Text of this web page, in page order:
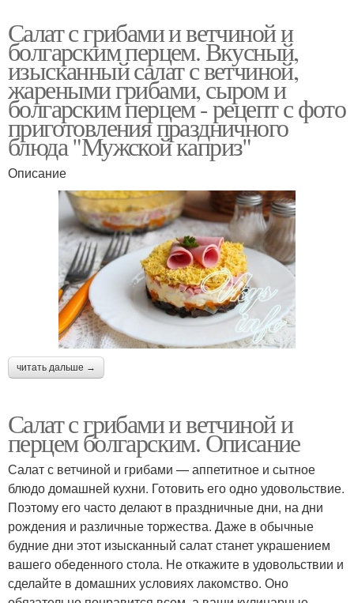
Салат с грибами и ветчиной и
болгарским перцем. Вкусный,
изысканный салат с ветчиной,
жареными грибами, сыром и
болгарским перцем - рецепт с фото
приготовления праздничного
блюда "Мужской каприз"
Описание
читать дальше →
Салат с грибами и ветчиной и
перцем болгарским. Описание
Салат с ветчиной и грибами — аппетитное и сытное
блюдо домашней кухни. Готовить его одно удовольствие.
Поэтому его часто делают в праздничные дни, на дни
рождения и различные торжества. Даже в обычные
будние дни этот изысканный салат станет украшением
вашего обеденного стола. Не откажите в удовольствии и
сделайте в домашних условиях лакомство. Оно